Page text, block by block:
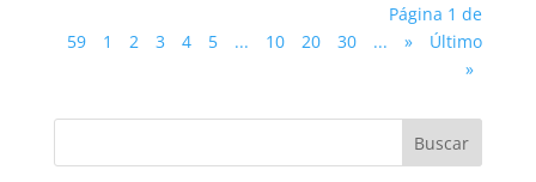
Página 1 de
59
1 2 3 4 5 ... 10 20 30 ... »
Último
»